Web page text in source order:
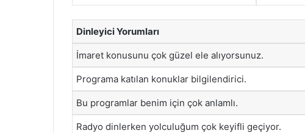
Dinleyici Yorumları
İmaret konusunu çok güzel ele alıyorsunuz.
Programa katılan konuklar bilgilendirici.
Bu programlar benim için çok anlamlı.
Radyo dinlerken yolculuğum çok keyifli geçiyor.